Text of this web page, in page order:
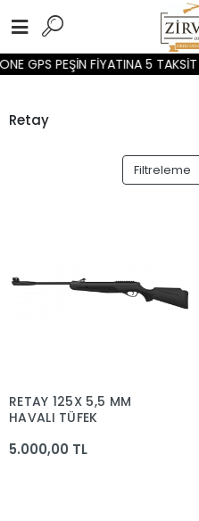
GPS PEŞİN FİYATINA 5
Retay
Filtreleme
RETAY 125X 5,5 MM
HAVALI TÜFEK
5.000,00 TL